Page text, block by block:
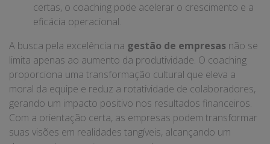
certas, o coaching pode acelerar o crescimento e a
eficácia operacional.
A busca pela excelência na gestão de empresas não se
limita apenas ao aumento da produtividade. O coaching
proporciona uma transformação cultural que eleva a
moral da equipe e reduz a rotatividade de colaboradores,
gerando um impacto positivo nos resultados financeiros.
Com a orientação certa, as empresas podem transformar
suas visões em realidades tangíveis, alcançando um